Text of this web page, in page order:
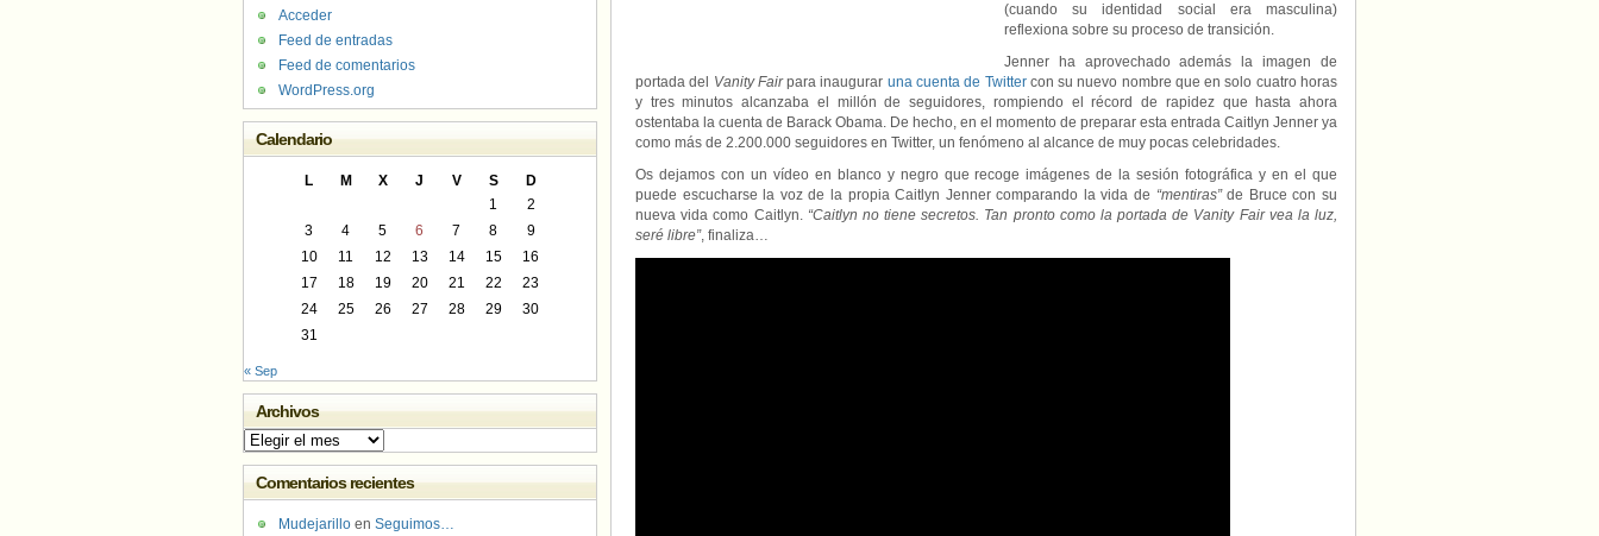
(cuando su identidad social era masculina)
reflexiona sobre su proceso de transición.
Jenner ha aprovechado además la imagen de
portada del
Vanity Fairpara inaugurar una cuenta de Twittercon su nuevo nombre que en solo cuatro horas
y tres minutos alcanzaba el millón de seguidores, rompiendo el récord de rapidez que hasta ahora
ostentaba la cuenta de Barack Obama. De hecho, en el momento de preparar esta entrada Caitlyn Jenner ya
como más de 2.200.000 seguidores en Twitter, un fenómeno al alcance de muy pocas celebridades.
Os dejamos con un vídeo en blanco y negro que recoge imágenes de la sesión fotográfica y en el que
puede escucharse la voz de la propia Caitlyn Jenner comparando la vida de “mentiras”de Bruce con su
nueva vida como Caitlyn. “Caitlyn no tiene secretos. Tan pronto como la portada de Vanity Fair vea la luz,
seré libre”, finaliza…
Acceder
Feed de entradas
Feed de comentarios
WordPress.org
Calendario
L M X J V S
D
1
2
3
4 5 6 7 8
9
10
11 12 13 14 15
16
17
18 19 20 21 22
23
24
25 26 27 28 29
30
31
« Sep
Archivos
Archivos
Comentarios recientes
Mudejarillo en Seguimos…